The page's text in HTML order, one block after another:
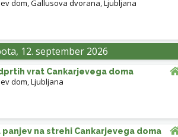
dom, Gallusova dvorana,Ljubljana
12. september 2026
vrat Cankarjevega doma
dom,Ljubljana
panjev na strehi Cankarjevega doma